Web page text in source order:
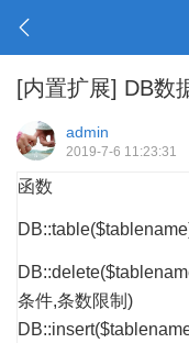
[内置扩展] DB数
admin
2019-7-6 11:23:31
函数
条件,条数限制)